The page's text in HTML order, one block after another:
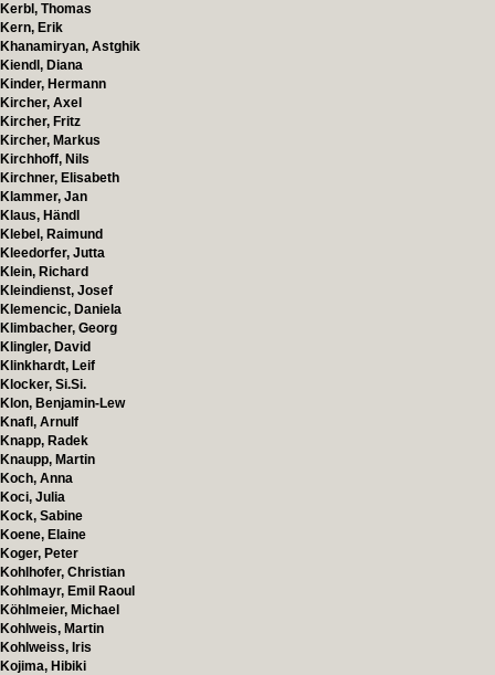
Kerbl, Thomas
Kern, Erik
Khanamiryan, Astghik
Kiendl, Diana
Kinder, Hermann
Kircher, Axel
Kircher, Fritz
Kircher, Markus
Kirchhoff, Nils
Kirchner, Elisabeth
Klammer, Jan
Klaus, Händl
Klebel, Raimund
Kleedorfer, Jutta
Klein, Richard
Kleindienst, Josef
Klemencic, Daniela
Klimbacher, Georg
Klingler, David
Klinkhardt, Leif
Klocker, Si.Si.
Klon, Benjamin-Lew
Knafl, Arnulf
Knapp, Radek
Knaupp, Martin
Koch, Anna
Koci, Julia
Kock, Sabine
Koene, Elaine
Koger, Peter
Kohlhofer, Christian
Kohlmayr, Emil Raoul
Köhlmeier, Michael
Kohlweis, Martin
Kohlweiss, Iris
Kojima, Hibiki